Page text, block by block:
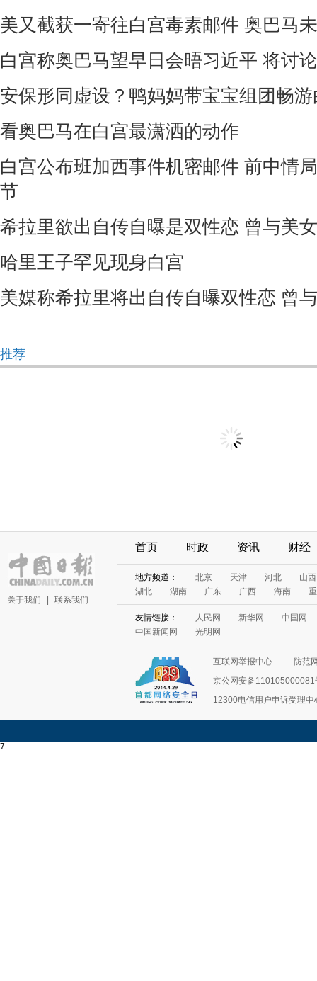
美又截获一寄往白宫毒素邮件 奥巴马
白宫称奥巴马望早日会晤习近平 将讨
安保形同虚设？鸭妈妈带宝宝组团畅
看奥巴马在白宫最潇洒的动作
白宫公布班加西事件机密邮件 前中情
节
希拉里欲出自传自曝是双性恋 曾与美
哈里王子罕见现身白宫
美媒称希拉里将出自传自曝双性恋 曾
推荐
关于我们 联系我们
首页 时政 资讯 财经
地方频道： 北京 天津 河北
山西
湖北
湖南 广东 广西 海南
友情链接： 人民网 新华网
中国网
中国新闻网
光明网
互联网举报中心
防范
京公网安备110105000081
12300电信用户申诉受理中
7